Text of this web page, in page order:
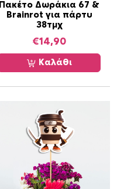
Πακέτο Δωράκια 67 &
Brainrot για πάρτυ
38τμχ
€14,90
Καλάθι